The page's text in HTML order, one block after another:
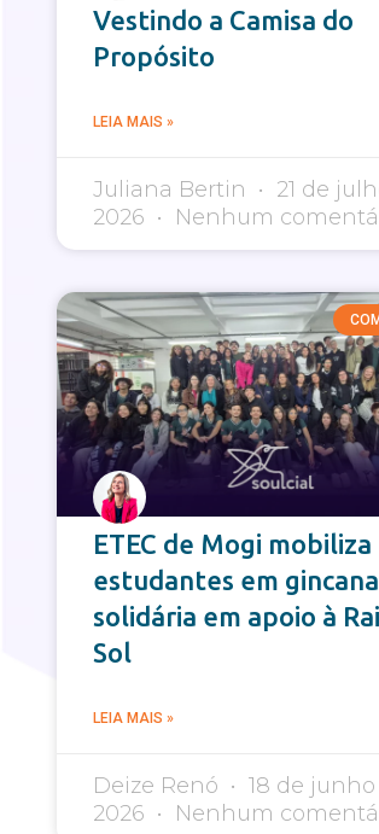
Vestindo a Camisa do
Propósito
LEIA MAIS »
Juliana Bertin
21 de
2026
Nenhum
ETEC de Mogi mobiliza
estudantes em gincana
solidária em apoio à
Sol
LEIA MAIS »
Deize Renó
18 de
2026
Nenhum